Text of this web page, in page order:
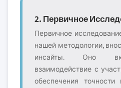
2. Первичное
Первичное
нашей методологии,
инсайты. Оно
взаимодействие с
обеспечения